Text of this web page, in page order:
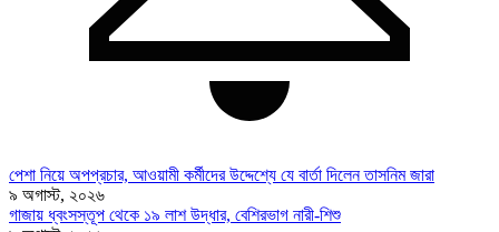
পেশা নিয়ে অপপ্রচার, আওয়ামী কর্মীদের উদ্দেশ্যে যে বার্তা দিলেন তাসনিম জারা
৯ অগাস্ট, ২০২৬
গাজায় ধ্বংসস্তূপ থেকে ১৯ লাশ উদ্ধার, বেশিরভাগ নারী-শিশু